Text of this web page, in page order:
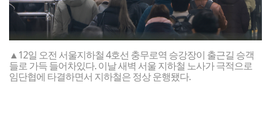
▲12일 오전 서울지하철 4호선 충무로역 승강장이 출근길 승객
들로 가득 들어차있다. 이날 새벽 서울 지하철 노사가 극적으로
임단협에 타결하면서 지하철은 정상 운행됐다.